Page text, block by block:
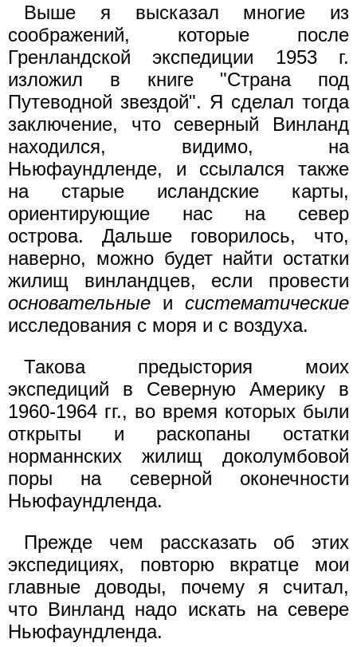
Выше я высказал многие из
соображений, которые после
Гренландской экспедиции 1953 г.
изложил в книге "Страна под
Путеводной звездой". Я сделал тогда
заключение, что северный Винланд
находился, видимо, на
Ньюфаундленде, и ссылался также
на старые исландские карты,
ориентирующие нас на север
острова. Дальше говорилось, что,
наверно, можно будет найти остатки
жилищ винландцев, если провести
основательные и систематические
исследования с моря и с воздуха.
Такова предыстория моих
экспедиций в Северную Америку в
1960-1964 гг., во время которых были
открыты и раскопаны остатки
норманнских жилищ доколумбовой
поры на северной оконечности
Ньюфаундленда.
Прежде чем рассказать об этих
экспедициях, повторю вкратце мои
главные доводы, почему я считал,
что Винланд надо искать на севере
Ньюфаундленда.